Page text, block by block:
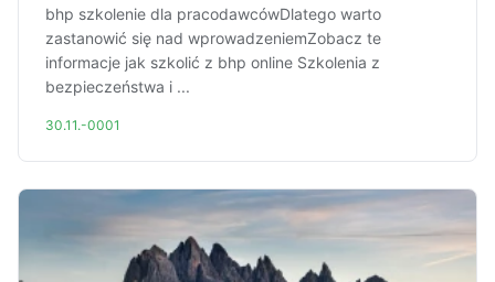
bhp szkolenie dla pracodawcówDlatego warto
zastanowić się nad wprowadzeniemZobacz te
informacje jak szkolić z bhp online Szkolenia z
bezpieczeństwa i ...
30.11.-0001